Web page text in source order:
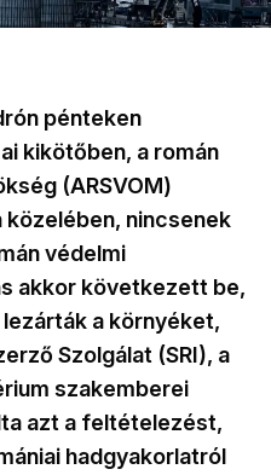
pénteken
kikötőben, a román
(ARSVOM)
nincsenek
védelmi
akkor következett be,
a környéket,
Szolgálat (SRI), a
szakemberei
azt a feltételezést,
hadgyakorlatról